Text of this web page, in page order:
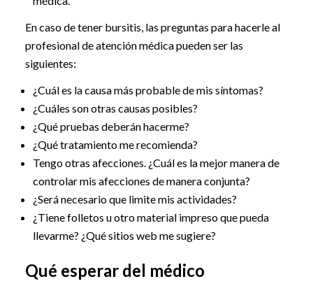
En caso de tener bursitis, las preguntas para hacerle al
profesional de atención médica pueden ser las
siguientes:
¿Cuál es la causa más probable de mis síntomas?
¿Cuáles son otras causas posibles?
¿Qué pruebas deberán hacerme?
¿Qué tratamiento me recomienda?
Tengo otras afecciones. ¿Cuál es la mejor manera de
controlar mis afecciones de manera conjunta?
¿Será necesario que limite mis actividades?
¿Tiene folletos u otro material impreso que pueda
llevarme? ¿Qué sitios web me sugiere?
Qué esperar del médico